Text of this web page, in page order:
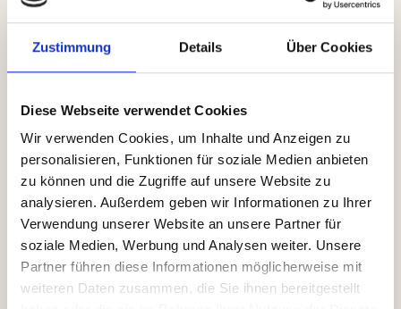
Zustimmung Details Über Cookies
Diese Webseite verwendet Cookies
Wir verwenden Cookies, um Inhalte und Anzeigen zu
personalisieren, Funktionen für soziale Medien anbieten
zu können und die Zugriffe auf unsere Website zu
analysieren. Außerdem geben wir Informationen zu Ihrer
Verwendung unserer Website an unsere Partner für
soziale Medien, Werbung und Analysen weiter. Unsere
Partner führen diese Informationen möglicherweise mit
weiteren Daten zusammen, die Sie ihnen bereitgestellt
Damit das Gesetz von Beginn seine hochrentierliche
können. Auch das ist den Machern hoch anzurechnen.
Welche Kritik bleibt bestehen?
Klar ist: Ein derart kompliziertes System wie die
Riester-Rente mit all ihren Verästelungen und Varianten
in ein neues Regime zu überführen, das geht nicht auf
einem Bierdeckel. So ist die Gesetzesvorlage über 100
Seiten dick und enthält auch kritikwürdige Details. Vor
allem ist da wohl dasBeharrungsvermögen im alten